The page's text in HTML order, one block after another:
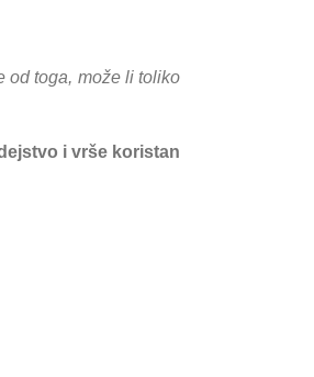
od toga, može li toliko
i vrše koristan